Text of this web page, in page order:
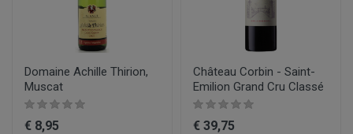
Domaine Achille Thirion,
Muscat
€ 8,95
Château Corbin - Saint-
Emilion Grand Cru Classé
€ 39,75